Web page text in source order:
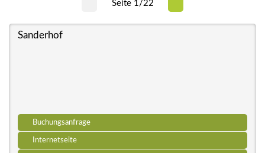
Seite 1/22
Sanderhof
Buchungsanfrage
Internetseite